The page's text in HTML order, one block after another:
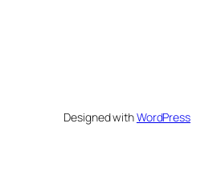
Designed withWordPress